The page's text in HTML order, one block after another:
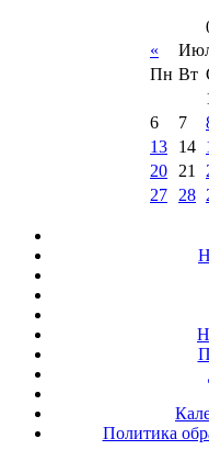
«
Пн Вт
6
7
13
14
20
21
27
28
Политика